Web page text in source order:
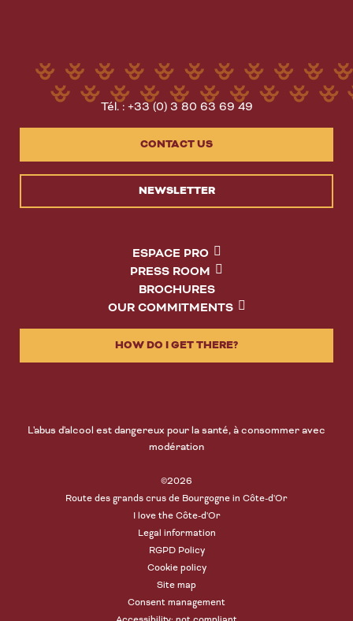
Tél. : +33 (0) 3 80 63 69 49
CONTACT US
NEWSLETTER
ESPACE PRO
PRESS ROOM
BROCHURES
OUR COMMITMENTS
HOW DO I GET THERE?
L'abus d'alcool est dangereux pour la santé, à consommer avec
modération
©2026
Route des grands crus de Bourgogne in Côte-d'Or
I love the Côte-d'Or
Legal information
RGPD Policy
Cookie policy
Site map
Consent management